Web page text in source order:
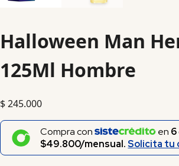
Halloween Man
125Ml Hombre
$245.000
Compra con en 6
$49.800/mensual.Solicita tu